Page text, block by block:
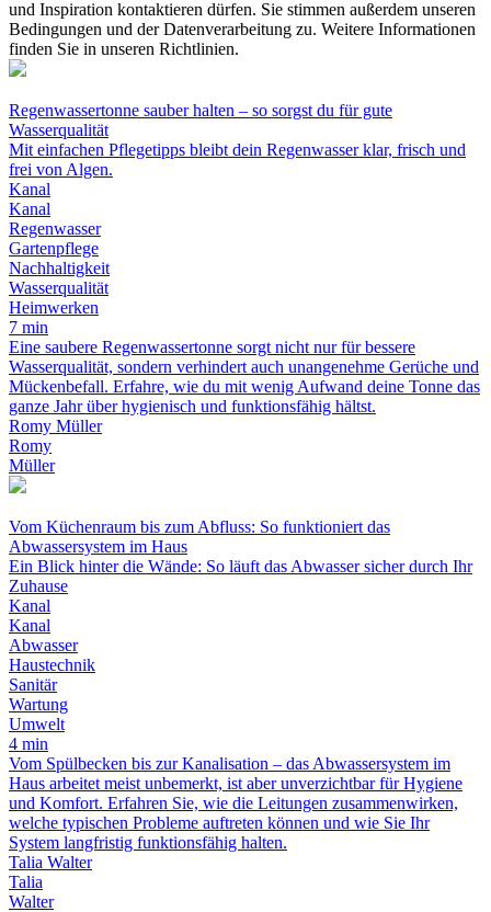
und Inspiration kontaktieren dürfen. Sie stimmen außerdem unseren
Bedingungen und der Datenverarbeitung zu. Weitere Informationen
finden Sie in unseren Richtlinien.
Regenwassertonne sauber halten – so sorgst du für gute
Wasserqualität
Mit einfachen Pflegetipps bleibt dein Regenwasser klar, frisch und
frei von Algen.
Kanal
Kanal
Regenwasser
Gartenpflege
Nachhaltigkeit
Wasserqualität
Heimwerken
7 min
Eine saubere Regenwassertonne sorgt nicht nur für bessere
Wasserqualität, sondern verhindert auch unangenehme Gerüche und
Mückenbefall. Erfahre, wie du mit wenig Aufwand deine Tonne das
ganze Jahr über hygienisch und funktionsfähig hältst.
Romy Müller
Romy
Müller
Vom Küchenraum bis zum Abfluss: So funktioniert das
Abwassersystem im Haus
Ein Blick hinter die Wände: So läuft das Abwasser sicher durch Ihr
Zuhause
Kanal
Kanal
Abwasser
Haustechnik
Sanitär
Wartung
Umwelt
4 min
Vom Spülbecken bis zur Kanalisation – das Abwassersystem im
Haus arbeitet meist unbemerkt, ist aber unverzichtbar für Hygiene
und Komfort. Erfahren Sie, wie die Leitungen zusammenwirken,
welche typischen Probleme auftreten können und wie Sie Ihr
System langfristig funktionsfähig halten.
Talia Walter
Talia
Walter